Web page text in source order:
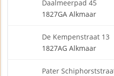
Daalmeerpad 45
1827GA Alkmaar
De Kempenstraat 13
1827AG Alkmaar
Pater